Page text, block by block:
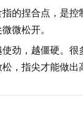
指的捏合点，是
微松开。
使劲，越僵硬。很
，指尖才能做出